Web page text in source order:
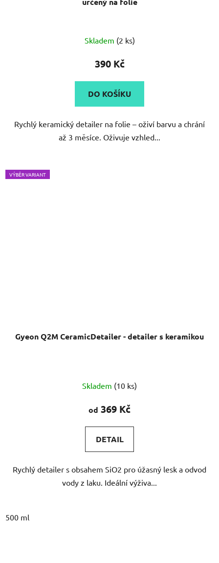
hodnocení
produktu
5,0
z
hvězdiček.
Skladem (2 ks)
390 Kč
DO KOŠÍKU
Rychlý keramický detailer na folie – oživí barvu a chrání
až 3 měsíce. Oživuje vzhled...
VÝBĚR VARIANT
Gyeon Q2M CeramicDetailer - detailer s keramikou
hodnocení
produktu
5,0
z
hvězdiček.
Skladem (10 ks)
od 369 Kč
DETAIL
Rychlý detailer s obsahem SiO2 pro úžasný lesk a odvod
vody z laku. Ideální výživa...
500 ml